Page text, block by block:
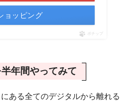
ョッピング
ポチップ
年間やってみて
ある全てのデジタルから離れる